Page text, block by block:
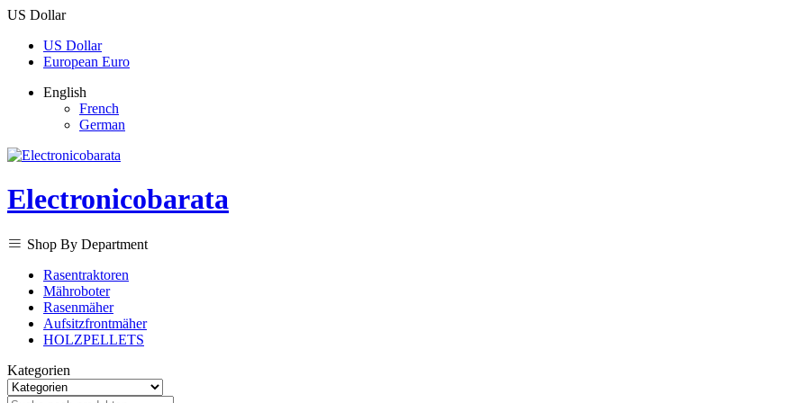
US Dollar
US Dollar
European Euro
English
French
German
Electronicobarata
Shop By Department
Rasentraktoren
Mähroboter
Rasenmäher
Aufsitzfrontmäher
HOLZPELLETS
Kategorien